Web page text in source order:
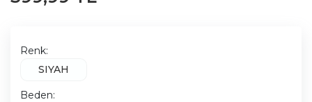
Renk:
SIYAH
Beden: